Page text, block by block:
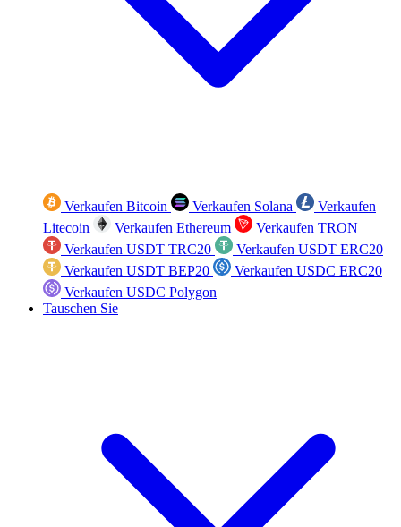
Verkaufen Bitcoin Verkaufen Solana
Verkaufen
Litecoin
Verkaufen Ethereum
Verkaufen TRON
Verkaufen USDT TRC20
Verkaufen USDT ERC20
Verkaufen USDT BEP20
Verkaufen USDC ERC20
Verkaufen USDC Polygon
Tauschen Sie